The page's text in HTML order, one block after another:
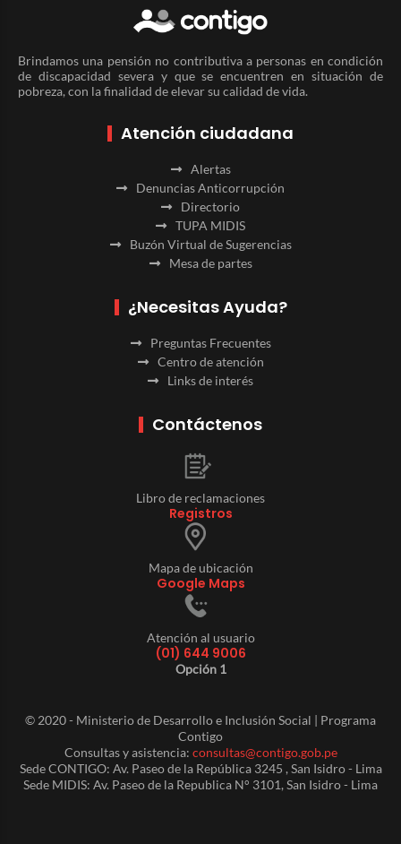
Brindamos una pensión no contributiva a personas en condición
de discapacidad severa y que se encuentren en situación de
pobreza, con la finalidad de elevar su calidad de vida.
Atención ciudadana
Alertas
Denuncias Anticorrupción
Directorio
TUPA MIDIS
Buzón Virtual de Sugerencias
Mesa de partes
¿Necesitas Ayuda?
Preguntas Frecuentes
Centro de atención
Links de interés
Contáctenos
Libro de reclamaciones
Registros
Mapa de ubicación
Google Maps
Atención al usuario
(01) 644 9006
Opción 1
© 2020 - Ministerio de Desarrollo e Inclusión Social | Programa
Contigo
Consultas y asistencia: consultas@contigo.gob.pe
Sede CONTIGO: Av. Paseo de la República 3245 , San Isidro - Lima
Sede MIDIS: Av. Paseo de la Republica N° 3101, San Isidro - Lima